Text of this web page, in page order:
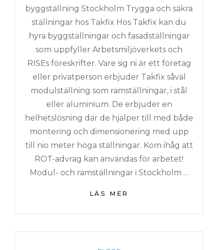
byggställning Stockholm Trygga och säkra
ställningar hos Takfix Hos Takfix kan du
hyra byggställningar och fasadställningar
som uppfyller Arbetsmiljöverkets och
RISEs föreskrifter. Vare sig ni är ett företag
eller privatperson erbjuder Takfix såväl
modulställning som ramställningar, i stål
eller aluminium. De erbjuder en
helhetslösning där de hjälper till med både
montering och dimensionering med upp
till nio meter höga ställningar. Kom ihåg att
ROT-advrag kan användas för arbetet!
Modul- och ramställningar i Stockholm …
LÄS MER
RENOVERINGEN?
BYGGSTÄLLNING